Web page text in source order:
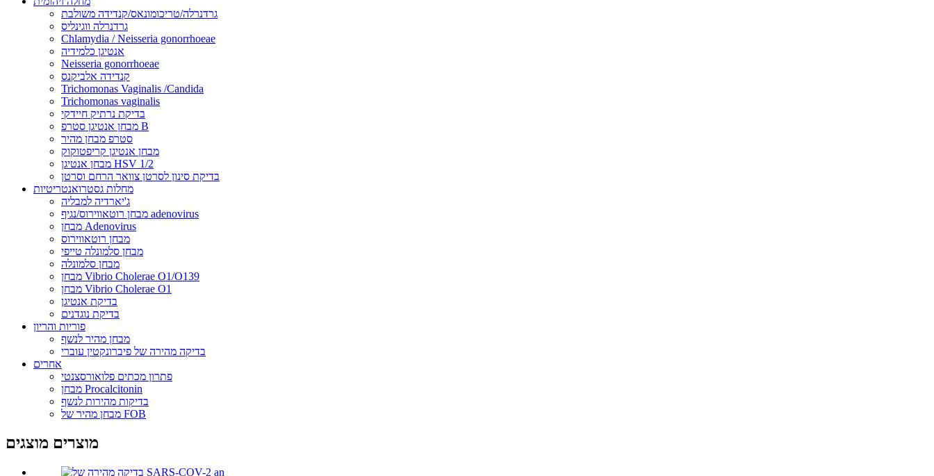
גרדנרלה/טריכומונאס/קנדידה משולבת
גרדנרלה ווגינליס
Chlamydia / Neisseria gonorrhoeae
אנטיגן כלמידיה
Neisseria gonorrhoeae
קנדידה אלביקנס
Trichomonas Vaginalis /Candida
Trichomonas vaginalis
בדיקת נרתיק חיידקי
מבחן אנטיגן סטרפ B
סטרפ מבחן מהיר
מבחן אנטיגן קריפטוקוק
מבחן אנטיגן HSV 1/2
בדיקת סינון לסרטן צוואר הרחם וסרטן
מחלות גסטרואנטריטיות
ג'יארדיה למבליה
מבחן רוטאווירוס/נגיף adenovirus
מבחן Adenovirus
מבחן רוטאווירוס
מבחן סלמונלה טייפי
מבחן סלמונלה
מבחן Vibrio Cholerae O1/O139
מבחן Vibrio Cholerae O1
בדיקת אנטיגן
בדיקת נוגדנים
פוריות והריון
מבחן מהיר לנשף
בדיקה מהירה של פיברונקטין עוברי
אחרים
פתרון מכתים פלואורסצנטי
מבחן Procalcitonin
בדיקות מהירות לנשף
מבחן מהיר של FOB
מוצרים מוצגים